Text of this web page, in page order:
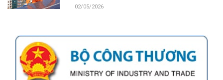
02/05/2026